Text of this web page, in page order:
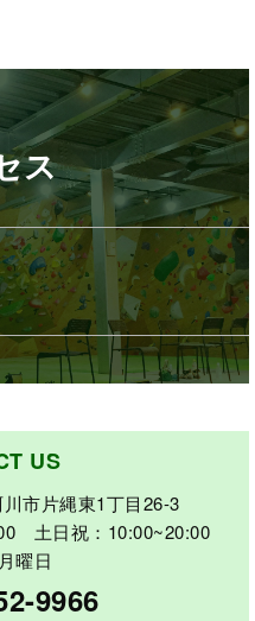
ス
US
市片縄東1丁目26-3
土日祝：10:00~20:00
曜日
9966